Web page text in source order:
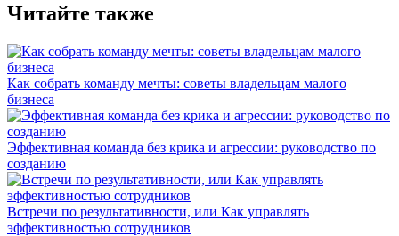
Читайте также
Как собрать команду мечты: советы владельцам малого
бизнеса
Эффективная команда без крика и агрессии: руководство по
созданию
Встречи по результативности, или Как управлять
эффективностью сотрудников